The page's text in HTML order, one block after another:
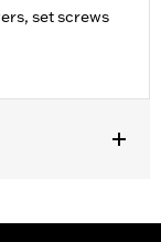
set screws